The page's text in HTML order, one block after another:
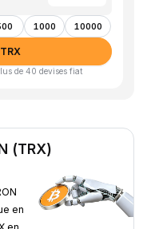
1000 10000
de 40 devises fiat
(TRX)
en
en